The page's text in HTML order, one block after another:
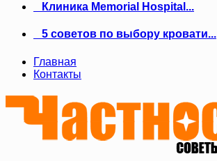
Клиника Memorial Hospital...
5 советов по выбору кровати...
Главная
Контакты